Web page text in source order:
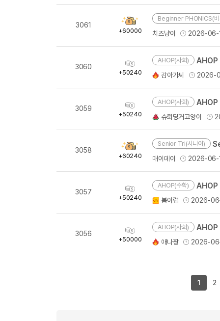
3061
획
득
+60000
Beginner PHONICS(비
치즈냥이 2026-06-
3060
획
득
+50240
AHOP(사회)
감아가씨 2026-
3059
획
득
+50240
AHOP(사회)
슈뢰딩거고양이
3058
획
득
+60240
Senior Tri(시니어)
매이데이 2026-06-
3057
획
득
+50240
AHOP(수학) AHOP
봄이럽 2026-
3056
획
득
+50000
AHOP(사회)
애나짱 2026-
1 2